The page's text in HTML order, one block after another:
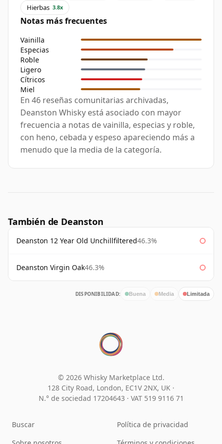
Hierbas 3.8x
Notas más frecuentes
Vainilla
Especias
Roble
Ligero
Cítricos
Miel
En 46 reseñas comunitarias archivadas,
Deanston Whisky está asociado con mayor
frecuencia a notas de vainilla, especias y roble,
con heno, cebada y espeso apareciendo más a
menudo que la media de la categoría.
También de Deanston
Deanston 12 Year Old Unchillfiltered46.3%
Deanston Virgin Oak46.3%
DISPONIBILIDAD: Buena Media Limitada
© 2026 Whisky Marketplace Ltd.
128 City Road, London, EC1V 2NX, UK ·
N.° de sociedad 17204643 · VAT 519 9116 71
Buscar
Política de privacidad